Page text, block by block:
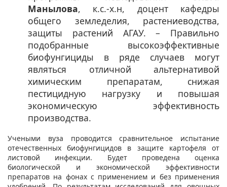
Манылова, к.с.-х.н, доцент кафедры
общего земледелия, растениеводства,
защиты растений АГАУ. – Правильно
подобранные высокоэффективные
биофунгициды в ряде случаев могут
являться отличной альтернативой
химическим препаратам, снижая
пестицидную нагрузку и повышая
экономическую эффективность
производства.
Учеными вуза проводится сравнительное испытание
отечественных биофунгицидов в защите картофеля от
листовой инфекции. Будет проведена оценка
биологической и экономической эффективности
препаратов на фонах с применением и без применения